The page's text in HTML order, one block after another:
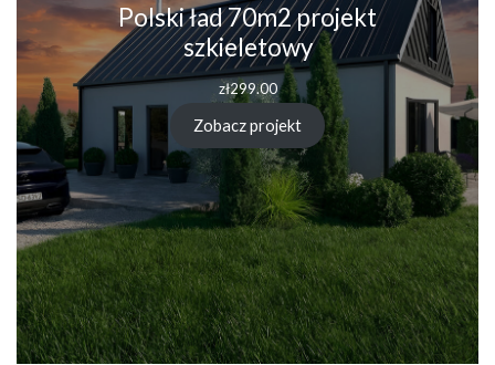
Polski ład 70m2 projekt
szkieletowy
zł299.00
Zobacz projekt